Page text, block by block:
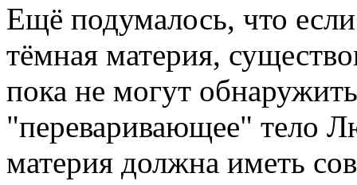
Ещё подумалось, что если
тёмная материя,
пока не могут
"переваривающее" тело
материя должна иметь